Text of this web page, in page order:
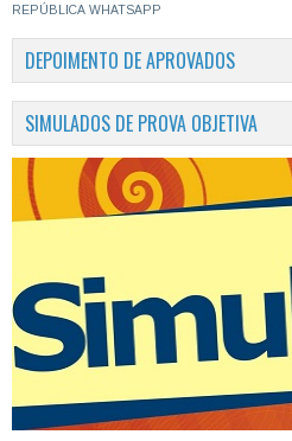
REPÚBLICA WHATSAPP
DEPOIMENTO DE APROVADOS
SIMULADOS DE PROVA OBJETIVA